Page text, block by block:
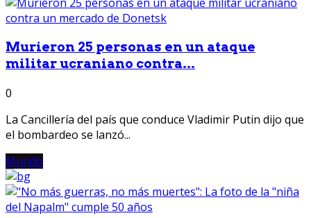
Murieron 25 personas en un ataque
militar ucraniano contra...
0
La Cancillería del país que conduce Vladimir Putin dijo que
el bombardeo se lanzó...
Mundo